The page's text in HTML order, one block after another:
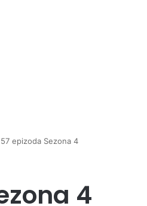
epizoda Sezona 4
4